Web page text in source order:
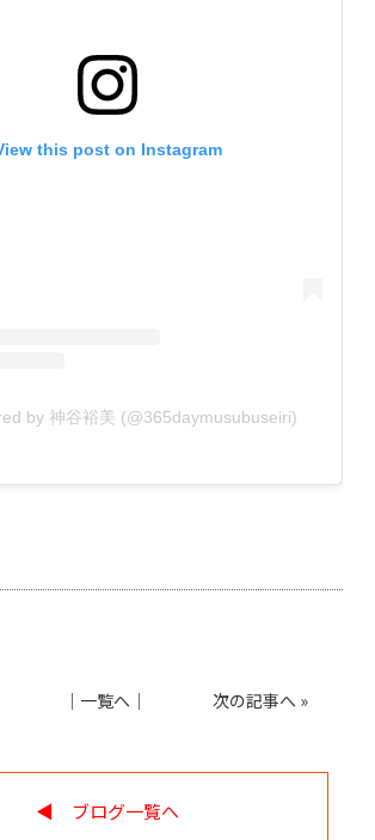
this post on Instagram
by 神谷裕美 (@365daymusubuseiri)
│ 一覧へ │ 次の記事へ »
◀︎ ブログ一覧へ